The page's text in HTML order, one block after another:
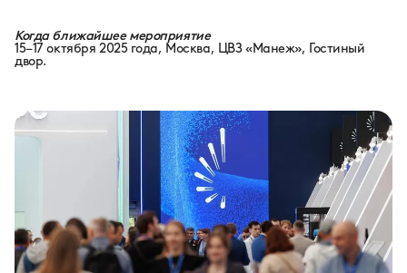
Когда ближайшее мероприятие
15–17 октября 2025 года, Москва, ЦВЗ «Манеж», Гостиный
двор.